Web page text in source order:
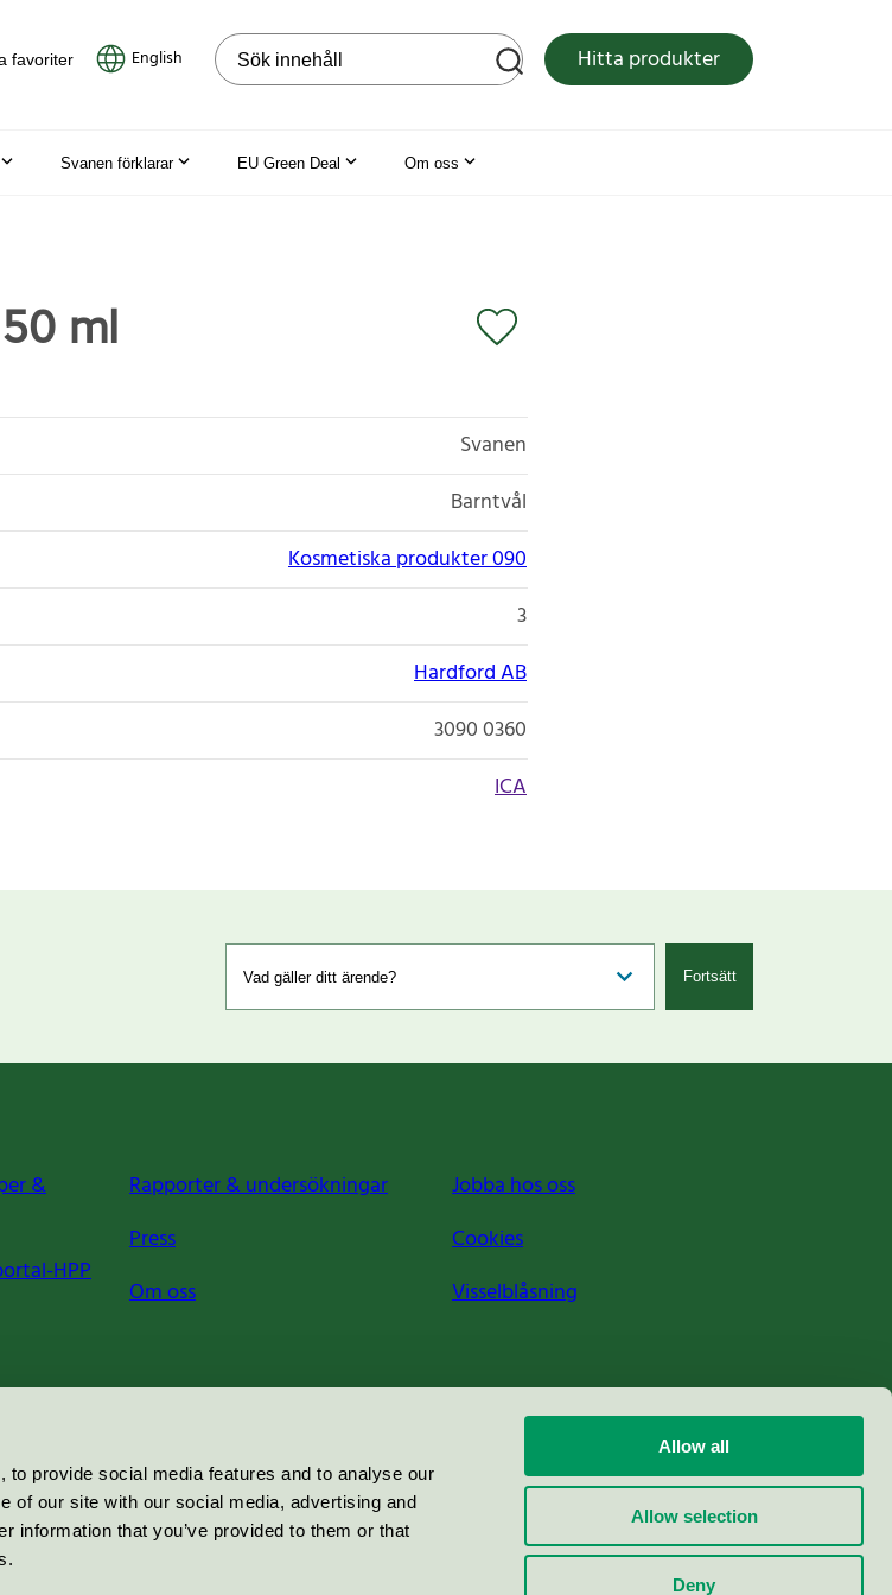
provide social media features and to analyse our
of our site with our social media, advertising and
information that you’ve provided to them or that
Allow all
Allow selection
Deny
favoriter English Sök på webbplatsen Hitta produkter
Svanen förklarar EU Green Deal Om oss
ml
Svanen
Barntvål
Kosmetiska produkter 090
3
Hardford AB
3090 0360
ICA
Fortsätt
&
HPP
Rapporter & undersökningar
Press
Om oss
Jobba hos oss
Cookies
Visselblåsning